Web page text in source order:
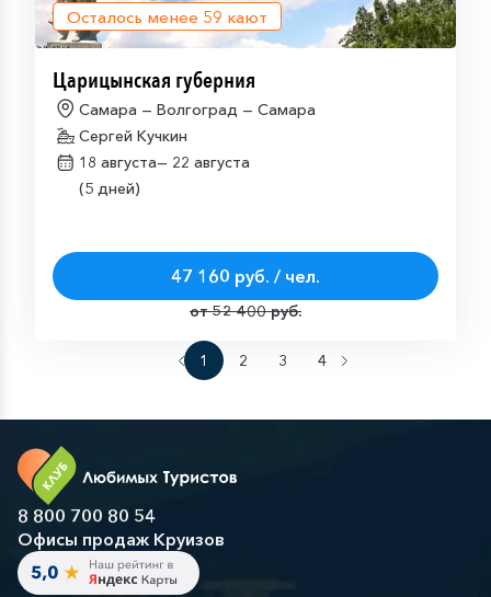
Осталось менее 59 кают
Царицынская губерния
Самара — Волгоград — Самара
Сергей Кучкин
18 августа— 22 августа
(5 дней)
47 160 руб. / чел.
от 52 400 руб.
1 2 3 4
8 800 700 80 54
Офисы продаж Круизов